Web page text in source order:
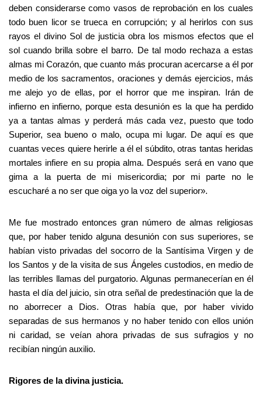
deben considerarse como vasos de reprobación en los cuales
todo buen licor se trueca en corrupción; y al herirlos con sus
rayos el divino Sol de justicia obra los mismos efectos que el
sol cuando brilla sobre el barro. De tal modo rechaza a estas
almas mi Corazón, que cuanto más procuran acercarse a él por
medio de los sacramentos, oraciones y demás ejercicios, más
me alejo yo de ellas, por el horror que me inspiran. Irán de
infierno en infierno, porque esta desunión es la que ha perdido
ya a tantas almas y perderá más cada vez, puesto que todo
Superior, sea bueno o malo, ocupa mi lugar. De aquí es que
cuantas veces quiere herirle a él el súbdito, otras tantas heridas
mortales infiere en su propia alma. Después será en vano que
gima a la puerta de mi misericordia; por mi parte no le
escucharé a no ser que oiga yo la voz del superior».
Me fue mostrado entonces gran número de almas religiosas
que, por haber tenido alguna desunión con sus superiores, se
habían visto privadas del socorro de la Santísima Virgen y de
los Santos y de la visita de sus Ángeles custodios, en medio de
las terribles llamas del purgatorio. Algunas permanecerían en él
hasta el día del juicio, sin otra señal de predestinación que la de
no aborrecer a Dios. Otras había que, por haber vivido
separadas de sus hermanos y no haber tenido con ellos unión
ni caridad, se veían ahora privadas de sus sufragios y no
recibían ningún auxilio.
Rigores de la divina justicia.